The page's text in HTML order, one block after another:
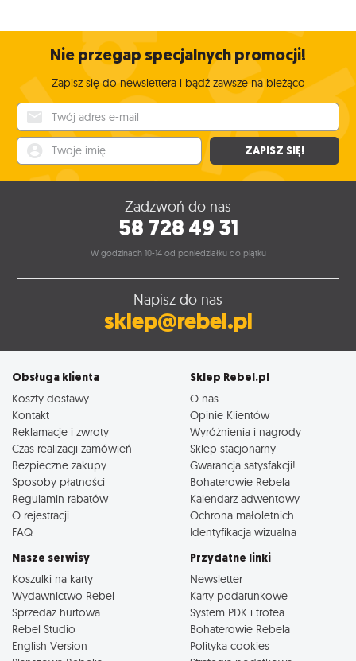
Nie przegap specjalnych promocji!
Zapisz się do newslettera i bądź zawsze na bieżąco
ZAPISZ SIĘ!
Zadzwoń do nas
58 728 49 31
W godzinach 10-14 od poniedziałku do piątku
Napisz do nas
sklep@rebel.pl
Obsługa klienta
Koszty dostawy
Kontakt
Reklamacje i zwroty
Czas realizacji zamówień
Bezpieczne zakupy
Sposoby płatności
Regulamin rabatów
O rejestracji
FAQ
Sklep Rebel.pl
O nas
Opinie Klientów
Wyróżnienia i nagrody
Sklep stacjonarny
Gwarancja satysfakcji!
Bohaterowie Rebela
Kalendarz adwentowy
Ochrona małoletnich
Identyfikacja wizualna
Nasze serwisy
Koszulki na karty
Wydawnictwo Rebel
Sprzedaż hurtowa
Rebel Studio
English Version
Przydatne linki
Newsletter
Karty podarunkowe
System PDK i trofea
Bohaterowie Rebela
Polityka cookies